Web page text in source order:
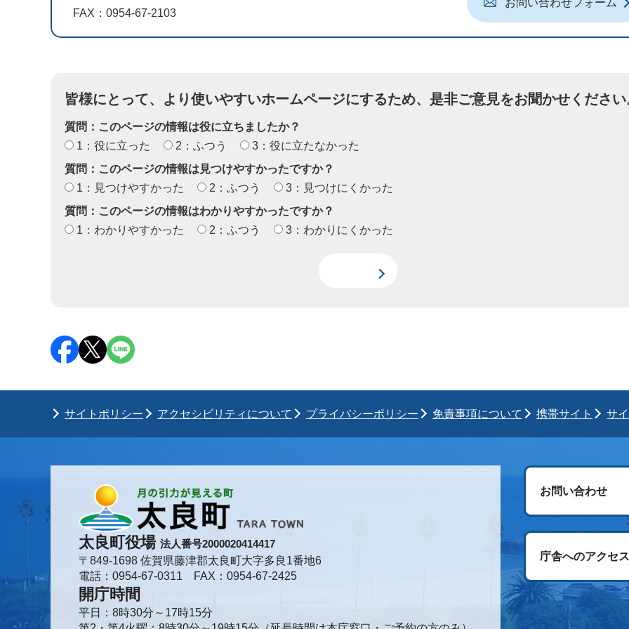
FAX：0954-67-2103
お問い合わせフォーム
皆様にとって、より使いやすいホームページにするため、是非ご意見をお聞かせください
質問：このページの情報は役に立ちましたか？
1：役に立った
2：ふつう
3：役に立たなかった
質問：このページの情報は見つけやすかったですか？
1：見つけやすかった
2：ふつう
3：見つけにくかった
質問：このページの情報はわかりやすかったですか？
1：わかりやすかった
2：ふつう 3：わかりにくかった
サイトポリシー アクセシビリティについて プライバシーポリシー 免責事項について 携帯サイト サ
太良町役場 法人番号2000020414417
〒849-1698 佐賀県藤津郡太良町大字多良1番地6
電話：0954-67-0311 FAX：0954-67-2425
開庁時間
平日：8時30分～17時15分
お問い合わせ
庁舎へのアクセス